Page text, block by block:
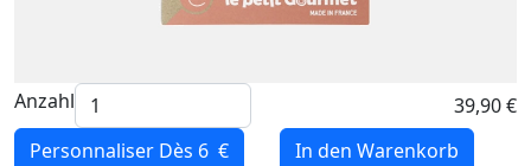
Anzahl
39,90 €
Personnaliser Dès 6 €
In den Warenkorb